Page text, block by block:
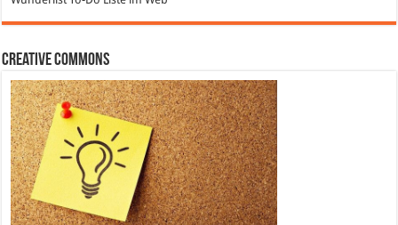
Creative Commons